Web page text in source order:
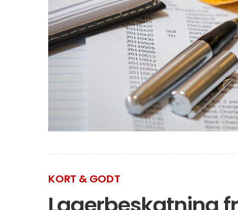
KORT & GODT